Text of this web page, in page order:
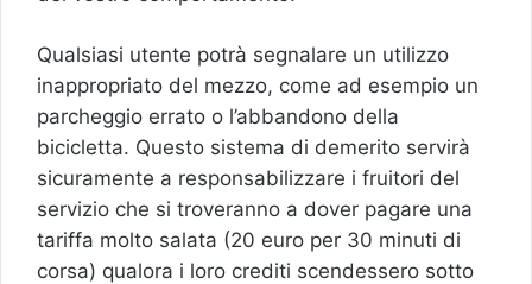
Qualsiasi utente potrà segnalare un utilizzo
inappropriato del mezzo, come ad esempio un
parcheggio errato o l’abbandono della
bicicletta. Questo sistema di demerito servirà
sicuramente a responsabilizzare i fruitori del
servizio che si troveranno a dover pagare una
tariffa molto salata (20 euro per 30 minuti di
corsa) qualora i loro crediti scendessero sotto